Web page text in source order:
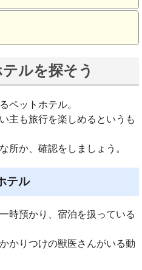
ルを探そう
ペットホテル。
主も旅行を楽しめるというも
所か、確認をしましょう。
テル
時預かり、宿泊を扱っている
かりつけの獣医さんがいる動